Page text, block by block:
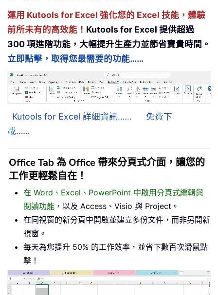
運用 Kutools for Excel 強化您的 Excel 技能，體驗
前所未有的高效能！ Kutools for Excel 提供超過
300 項進階功能，大幅提升生產力並節省寶貴時間。
立即點擊，取得您最需要的功能……
Kutools for Excel 詳細資訊……
免費下
載……
Office Tab 為 Office 帶來分頁式介面，讓您的
工作更輕鬆自在！
在 Word、Excel、PowerPoint 中啟用分頁式編輯與
閱讀功能， 以及 Access、Visio 與 Project。
在同視窗的新分頁中開啟並建立多份文件，而非另開新
視窗。
每天為您提升 50% 的工作效率，並省下數百次滑鼠點
擊！